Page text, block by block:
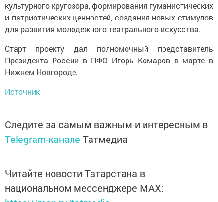
культурного кругозора, формирования гуманистических
и патриотических ценностей, создания новых стимулов
для развития молодежного театрального искусства.
Старт проекту дал полномочный представитель
Президента России в ПФО Игорь Комаров в марте в
Нижнем Новгороде.
Источник
Следите за самым важным и интересным в
Telegram-канале Татмедиа
Читайте новости Татарстана в
национальном мессенджере MАХ: